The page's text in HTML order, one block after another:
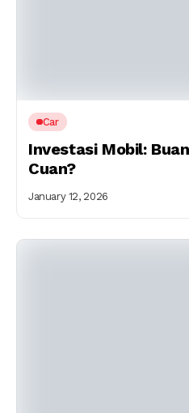
Car
Investasi Mobil:
Cuan?
January 12, 2026